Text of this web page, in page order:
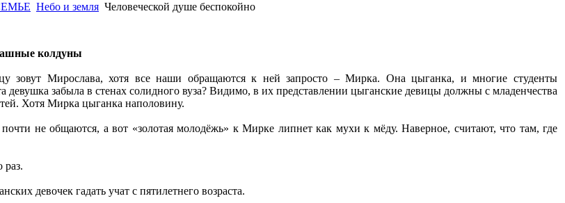
Небо и земля Человеческой душе беспокойно
колдуны
зовут Мирослава, хотя все наши обращаются к ней запросто – Мирка. Она цыганка, и многие студенты
девушка забыла в стенах солидного вуза? Видимо, в их представлении цыганские девицы должны с младенчества
Хотя Мирка цыганка наполовину.
не общаются, а вот «золотая молодёжь» к Мирке липнет как мухи к мёду. Наверное, считают, что там, где
раз.
девочек гадать учат с пятилетнего возраста.